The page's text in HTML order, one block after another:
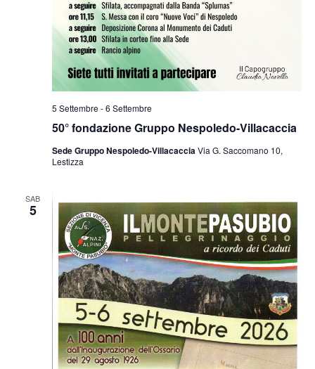
50° fondazione Gruppo Nespoledo-Villacaccia
5 Settembre -6 Settembre
Sede Gruppo Nespoledo-VillacacciaVia G. Saccomano 10,
Lestizza
SAB
5